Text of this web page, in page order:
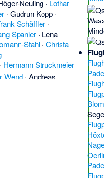
Neuling · Lothar
·Gudrun Kopp ·
Schäffler ·
Spanier · Lena
Stahl ·Christa
· Hermann Struckmeier
Wend ·Andreas